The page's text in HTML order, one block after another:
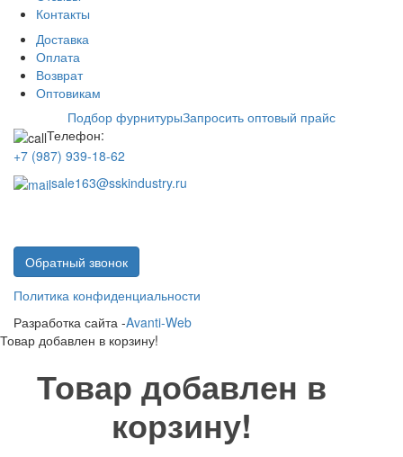
Контакты
Доставка
Оплата
Возврат
Оптовикам
Подбор фурнитурыЗапросить оптовый прайс
Телефон:
+7 (987) 939-18-62
sale163@sskindustry.ru
Обратный звонок
Политика конфиденциальности
Разработка сайта -Avanti-Web
Товар добавлен в корзину!
Товар добавлен в
корзину!